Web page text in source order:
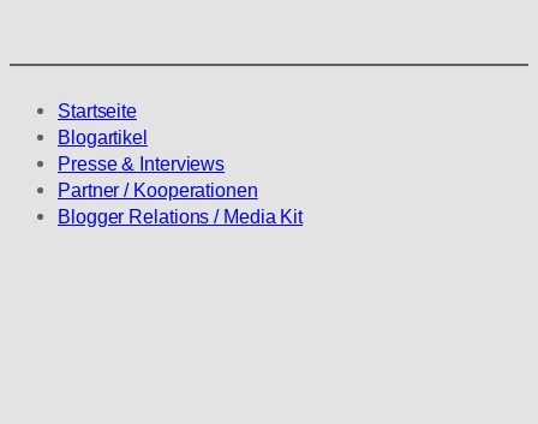
Startseite
Blogartikel
Presse & Interviews
Partner / Kooperationen
Blogger Relations / Media Kit